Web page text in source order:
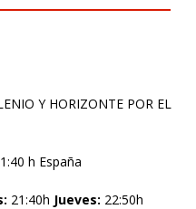
Y HORIZONTE POR EL
h España
21:40h Jueves: 22:50h